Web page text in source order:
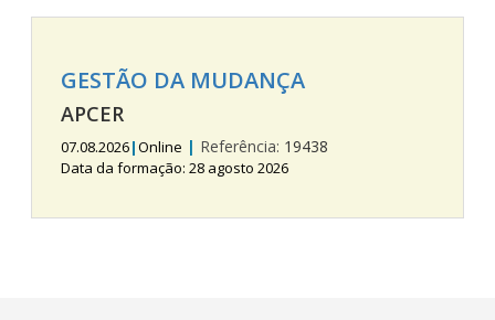
GESTÃO DA MUDANÇA
APCER
07.08.2026|Online | Referência: 19438
Data da formação: 28 agosto 2026